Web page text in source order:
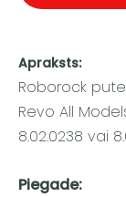
Apraksts:
Roborock
Revo All
8.02.0238 vai
Piegade: